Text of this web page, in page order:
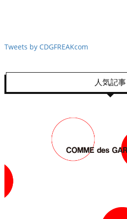
Tweets by CDGFREAKcom
人気記事